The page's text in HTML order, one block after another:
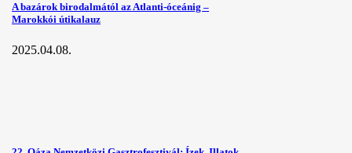
A bazárok birodalmától az Atlanti-óceánig –
Marokkói útikalauz
2025.04.08.